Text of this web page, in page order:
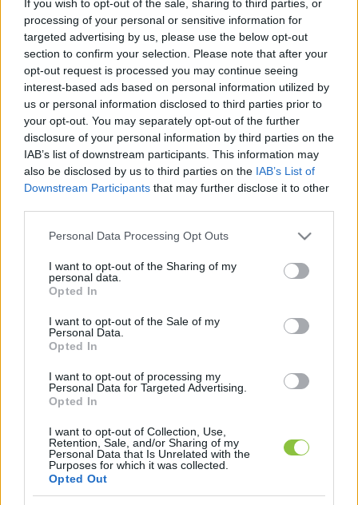
If you wish to opt-out of the sale, sharing to third parties, or
processing of your personal or sensitive information for
targeted advertising by us, please use the below opt-out
section to confirm your selection. Please note that after your
opt-out request is processed you may continue seeing
interest-based ads based on personal information utilized by
us or personal information disclosed to third parties prior to
your opt-out. You may separately opt-out of the further
disclosure of your personal information by third parties on the
IAB’s list of downstream participants. This information may
also be disclosed by us to third parties on the IAB’s List of
Downstream Participants that may further disclose it to other
Please note that this website/app uses one or more Google
not limited to your visit or usage behaviour. You may click to
grant or deny consent to Google and its third-party tags to
use your data for below specified purposes in below Google
consent section.
Personal Data Processing Opt Outs
I want to opt-out of the Sharing of my
personal data.
Opted In
I want to opt-out of the Sale of my
Personal Data.
Opted In
I want to opt-out of processing my
Personal Data for Targeted Advertising.
Opted In
I want to opt-out of Collection, Use,
Retention, Sale, and/or Sharing of my
Personal Data that Is Unrelated with the
Purposes for which it was collected.
Opted Out
Hankó Balázs államtitkára, Kiss-Hegyi Anita
lemondott a bizottságban betöltött tisztségéről.
Ezzel a testület tagságának a fele már távozott –
erősítette meg a Telex értesülését az NKA. A
szervezet további bizottsági tagok lemondási
szándékát azonban nem tudta megerősíteni.
történt: kedden, az új kormány megalakulásával
Hankó Balázs elnöki pozíciója automatikusan
megszűnt, helyét Tarr Zoltán, a Tisza-kormány
társadalmi kapcsolatokért és kultúráért felelős
minisztere vette át. A testületben
Ternovszky Béla maradt.